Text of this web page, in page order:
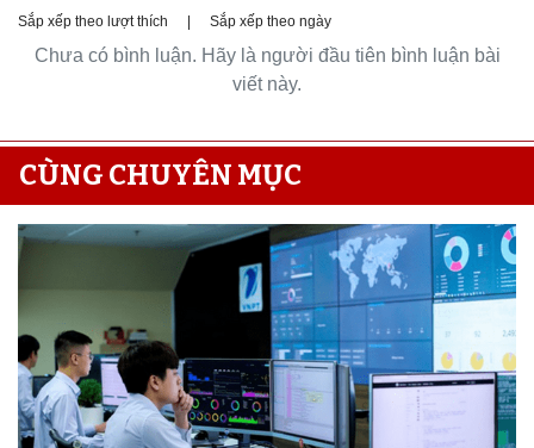
Sắp xếp theo lượt thích Sắp xếp theo ngày
Chưa có bình luận. Hãy là người đầu tiên bình luận bài
viết này.
CÙNG CHUYÊN MỤC